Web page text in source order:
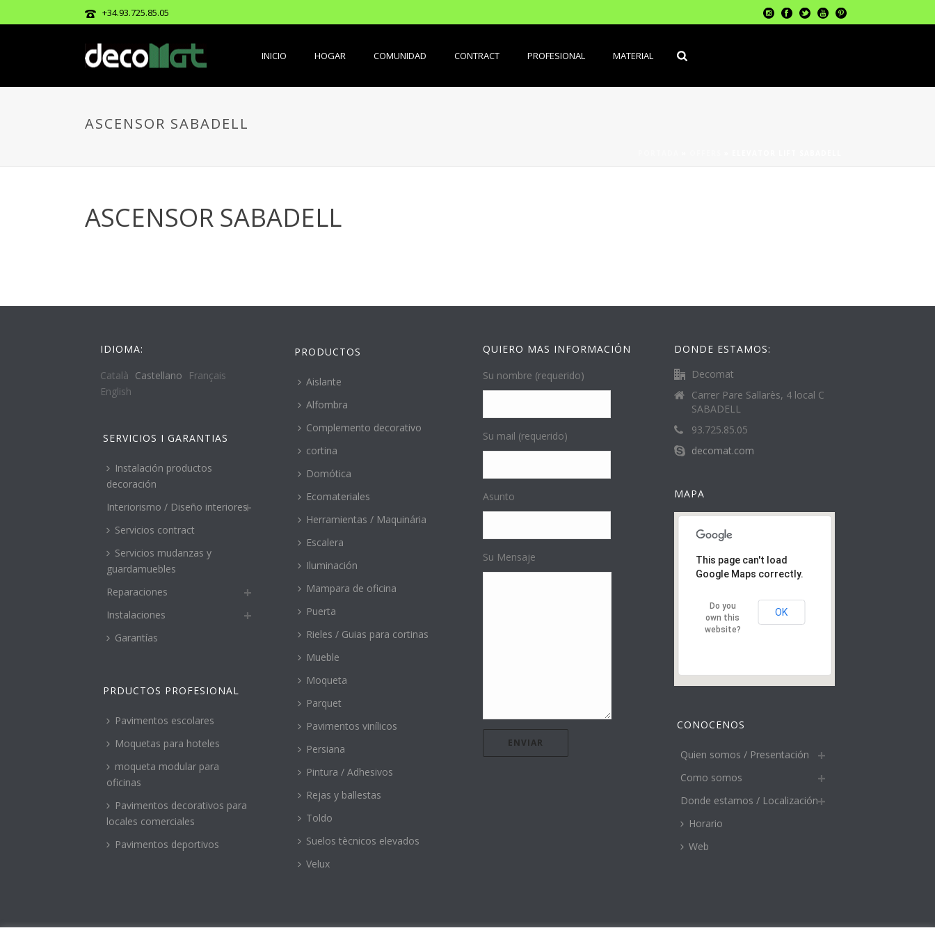
+34.93.725.85.05
INICIO HOGAR COMUNIDAD CONTRACT PROFESIONAL MATERIAL
ASCENSOR SABADELL
ASCENSOR SABADELL
IDIOMA:
Català Castellano
Français
English
SERVICIOS I GARANTIAS
Instalación productos
decoración
Interiorismo / Diseño interiores
Servicios contract
Servicios mudanzas y
guardamuebles
Reparaciones
Instalaciones
Garantías
PRDUCTOS PROFESIONAL
Pavimentos escolares
Moquetas para hoteles
moqueta modular para
oficinas
Pavimentos decorativos para
locales comerciales
Pavimentos deportivos
PRODUCTOS
Aislante
Alfombra
Complemento decorativo
cortina
Domótica
Ecomateriales
Herramientas / Maquinária
Escalera
Iluminación
Mampara de oficina
Puerta
Rieles / Guias para cortinas
Mueble
Moqueta
Parquet
Pavimentos vinílicos
Persiana
Pintura / Adhesivos
Rejas y ballestas
Toldo
Suelos tècnicos elevados
Velux
QUIERO MAS INFORMACIÓN
Su nombre (requerido)
Su mail (requerido)
Asunto
Su Mensaje
DONDE ESTAMOS:
Decomat
Carrer Pare Sallarès, 4 local C
SABADELL
93.725.85.05
decomat.com
MAPA
This page can't load
Google Maps correctly.
Do you
own this
website?
OK
CONOCENOS
Quien somos / Presentación
Como somos
Donde estamos / Localización
Horario
Web